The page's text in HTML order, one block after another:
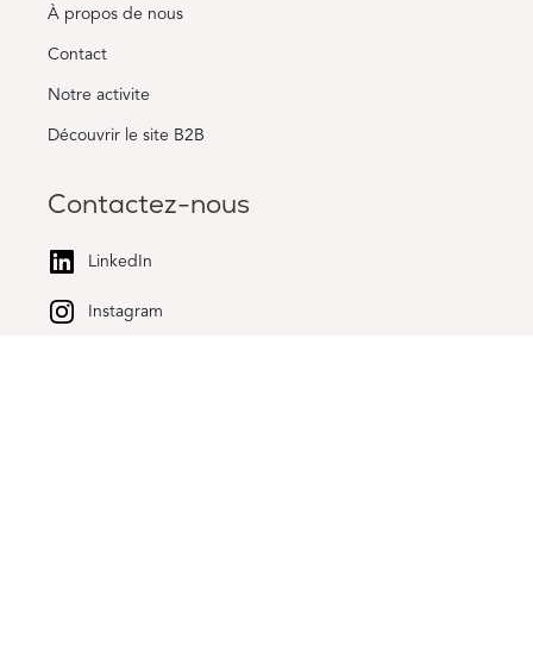
À propos de nous
Contact
Notre activite
Découvrir le site B2B
Contactez-nous
LinkedIn
Instagram